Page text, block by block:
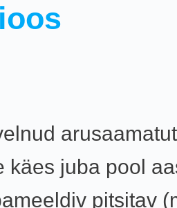
käes juba pool
pitsitav